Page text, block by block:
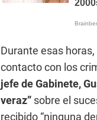
Durante esas
contacto con los
jefe de Gabinete,
veraz” sobre el
recibido “ninguna